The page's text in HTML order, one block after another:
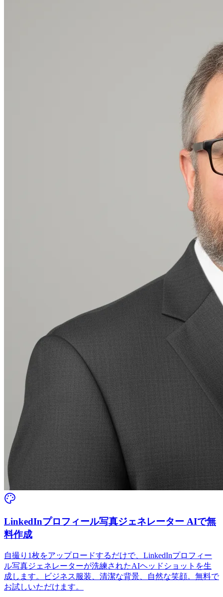
LinkedInプロフィール写真ジェネレーター AIで無
料作成
自撮り1枚をアップロードするだけで、LinkedInプロフィー
ル写真ジェネレーターが洗練されたAIヘッドショットを生
成します。ビジネス服装、清潔な背景、自然な笑顔。無料で
お試しいただけます。